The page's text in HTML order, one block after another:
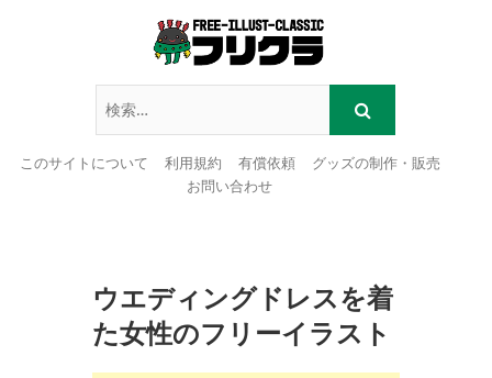
このサイトについて 利用規約 有償依頼
グッズの制作・販売
お問い合わせ
ウエディングドレスを着
た女性のフリーイラスト